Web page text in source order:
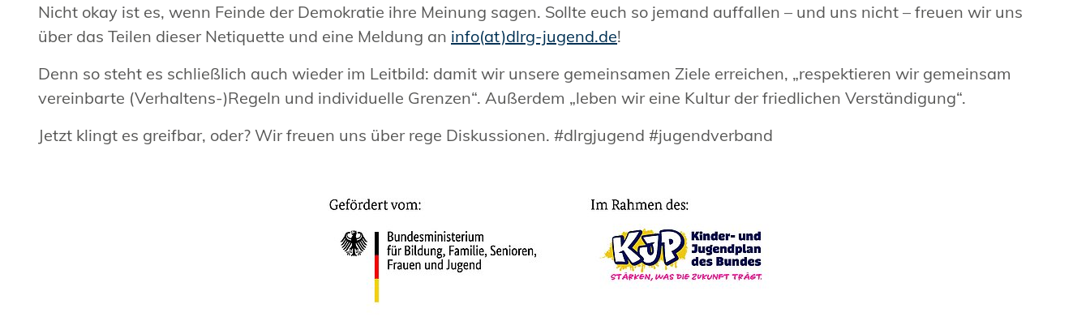
Nicht okay ist es, wenn Feinde der Demokratie ihre Meinung sagen. Sollte euch so jemand auffallen – und uns nicht – freuen wir uns
über das Teilen dieser Netiquette und eine Meldung an info(at)dlrg-jugend.de!
Denn so steht es schließlich auch wieder im Leitbild: damit wir unsere gemeinsamen Ziele erreichen, „respektieren wir gemeinsam
vereinbarte (Verhaltens-)Regeln und individuelle Grenzen“. Außerdem „leben wir eine Kultur der friedlichen Verständigung“.
Jetzt klingt es greifbar, oder? Wir freuen uns über rege Diskussionen. #dlrgjugend #jugendverband